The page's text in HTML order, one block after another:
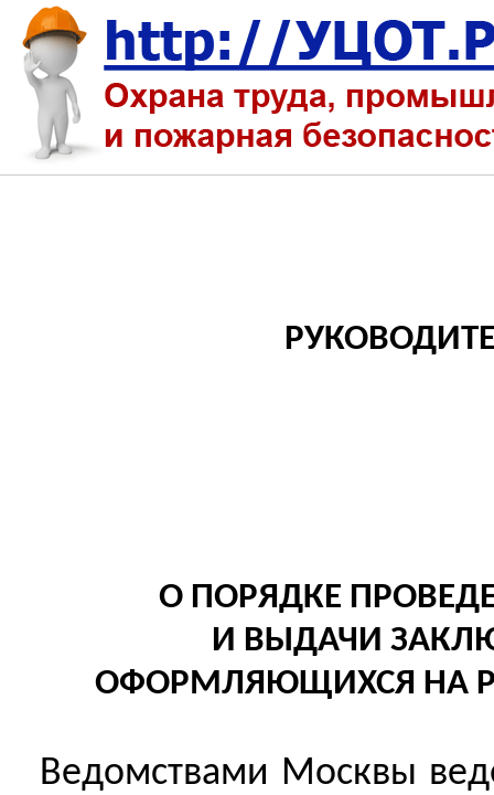
О ПОРЯДКЕ
И ВЫДАЧИ
ОФОРМЛЯЮЩИХСЯ НА
Ведомствами Москвы